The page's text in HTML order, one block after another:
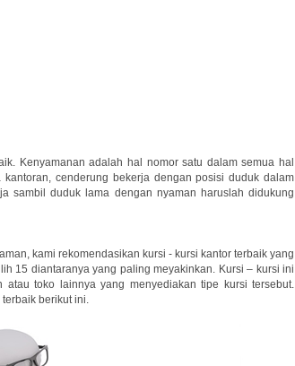
Kenyamanan adalah hal nomor satu dalam semua hal
cenderung bekerja dengan posisi duduk dalam
sambil duduk lama dengan nyaman haruslah didukung
kami rekomendasikan kursi - kursi kantor terbaik yang
15 diantaranya yang paling meyakinkan. Kursi – kursi ini
toko lainnya yang menyediakan tipe kursi tersebut.
berikut ini.